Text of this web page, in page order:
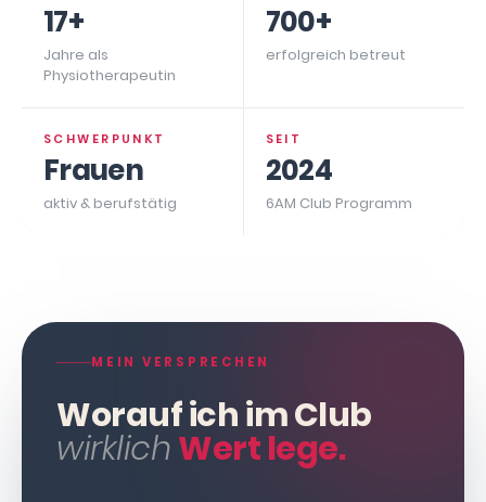
17+
Jahre als
Physiotherapeutin
700+
erfolgreich betreut
SCHWERPUNKT
Frauen
aktiv & berufstätig
SEIT
2024
6AM Club Programm
MEIN VERSPRECHEN
Worauf ich im Club
wirklichWert lege.